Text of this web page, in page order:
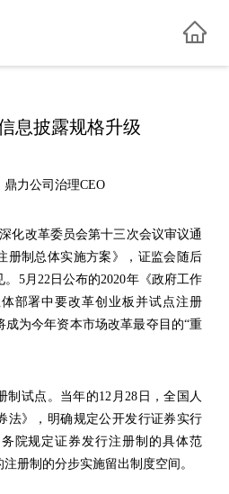

息披露规格升级
鼎力公司治理CEO
化改革委员会第十三次会议审议通
册制总体实施方案》，证监会随后
5月22日公布的2020年《政府工作
部署中要改革创业板并试点注册
为今年资本市场改革最夺目的“重
制试点。当年的12月28日，全国人
法》，明确规定公开发行证券实行
院规定证券发行注册制的具体范
册制的分步实施留出制度空间。